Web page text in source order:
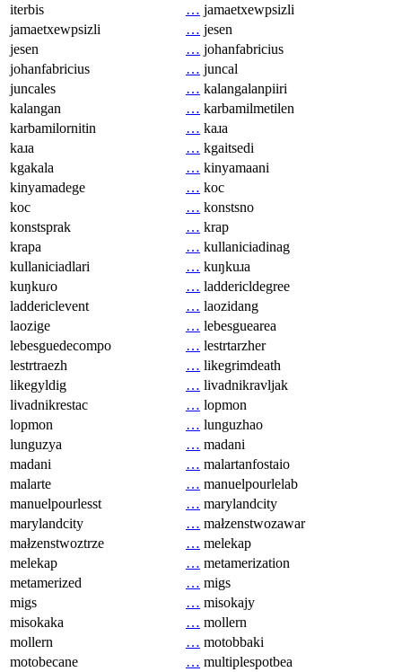
iterbis
… jamaetxewpsizli
jamaetxewpsizli
… jesen
jesen
… johanfabricius
johanfabricius
… juncal
juncales
… kalangalanpiiri
kalangan
… karbamilmetilen
karbamilornitin
… kaɹa
kaɹa
… kgaitsedi
kgakala
… kinyamaani
kinyamadege
… koc
koc
… konstsno
konstsprak
… krap
krapa
… kullaniciadinag
kullaniciadlari
… kuŋkuɹa
kuŋkuɾo
… laddericldegree
laddericlevent
… laozidang
laozige
… lebesguearea
lebesguedecompo
… lestrtarzher
lestrtraezh
… likegrimdeath
likegyldig
… livadnikravljak
livadnikrestac
… lopmon
lopmon
… lunguzhao
lunguzya
… madani
madani
… malartanfostaio
malarte
… manuelpourlelab
manuelpourlesst
… marylandcity
marylandcity
… małzenstwozawar
małzenstwoztrze
… melekap
melekap
… metamerization
metamerized
… migs
migs
… misokajy
misokaka
… mollern
mollern
… motobbaki
motobecane
… multiplespotbea